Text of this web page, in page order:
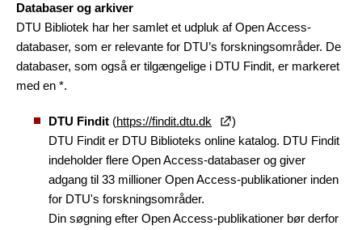
Databaser og arkiver
DTU Bibliotek har her samlet et udpluk af Open Access-
databaser, som er relevante for DTU’s forskningsområder. De
databaser, som også er tilgængelige i DTU Findit, er markeret
med en *.
DTU Findit (https://findit.dtu.dk
)
DTU Findit er DTU Biblioteks online katalog. DTU Findit
indeholder flere Open Access-databaser og giver
adgang til 33 millioner Open Access-publikationer inden
for DTU's forskningsområder.
Din søgning efter Open Access-publikationer bør derfor